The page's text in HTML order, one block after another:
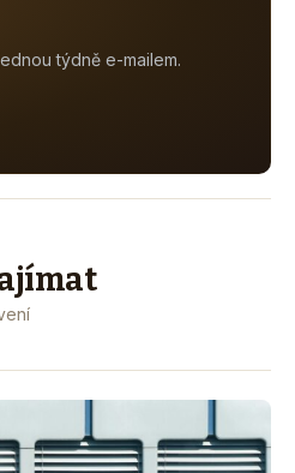
týdně e-mailem.